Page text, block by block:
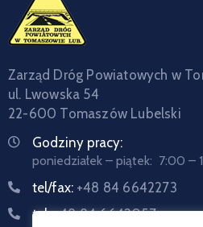
Zarząd Dróg Powiatowych w
ul. Lwowska 54
22-600 Tomaszów Lubelski
Godziny pracy:
poniedziałek – piątek: 7:00 –
tel/fax: +48 84 6642273
tel:+48 84 6642057